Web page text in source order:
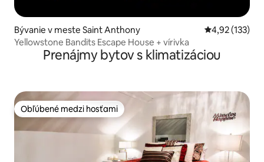
Bývanie v meste Saint Anthony Priemerné
4,92 (133)
Yellowstone Bandits Escape House + vírivka
Prenájmy bytov s klimatizáciou
Obľúbené medzi hosťami
Obľúbené medzi hosťami